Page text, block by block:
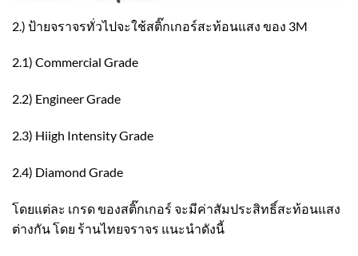
2.) ป้ายจราจรทั่วไปจะใช้สติ๊กเกอร์สะท้อนแสง ของ 3M
2.1) Commercial Grade
2.2) Engineer Grade
2.3) Hiigh Intensity Grade
2.4) Diamond Grade
โดยแต่ละ เกรด ของสติ๊กเกอร์ จะมีค่าสัมประสิทธิ์สะท้อนแสง
ต่างกัน โดย ร้านไทยจราจร แนะนำดังนี้